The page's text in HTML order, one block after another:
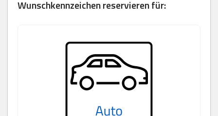
Wunschkennzeichen reservieren für: